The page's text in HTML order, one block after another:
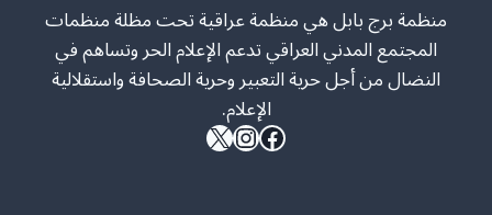
و
القوات
الأمنية
منظمة برج بابل هي منظمة عراقية تحت مظلة منظمات
المجتمع المدني العراقي تدعم الإعلام الحر وتساهم في
النضال من أجل حرية التعبير وحرية الصحافة واستقلالية
الإعلام.
فيسبوك
إنستجرام
إكس